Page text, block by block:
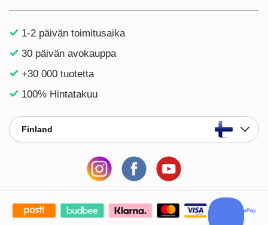
1-2 päivän toimitusaika
30 päivän avokauppa
+30 000 tuotetta
100% Hintatakuu
Finland